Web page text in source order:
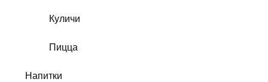
Куличи
Пицца
Напитки